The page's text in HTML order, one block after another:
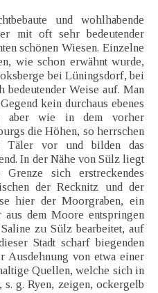
und wohlhabende
mit oft sehr bedeutender
schönen Wiesen. Einzelne
wie schon erwähnt wurde,
bei Lüningsdorf, bei
bedeutender Weise auf. Man
kein durchaus ebenes
aber wie in dem vorher
die Höhen, so herrschen
Täler vor und bilden das
In der Nähe von Sülz liegt
sich erstreckendes
der Recknitz und der
hier der Moorgraben, ein
aus dem Moore entspringen
zu Sülz bearbeitet, auf
Stadt scharf biegenden
Ausdehnung von etwa einer
Quellen, welche sich in
s. g. Ryen, zeigen, ockergelb